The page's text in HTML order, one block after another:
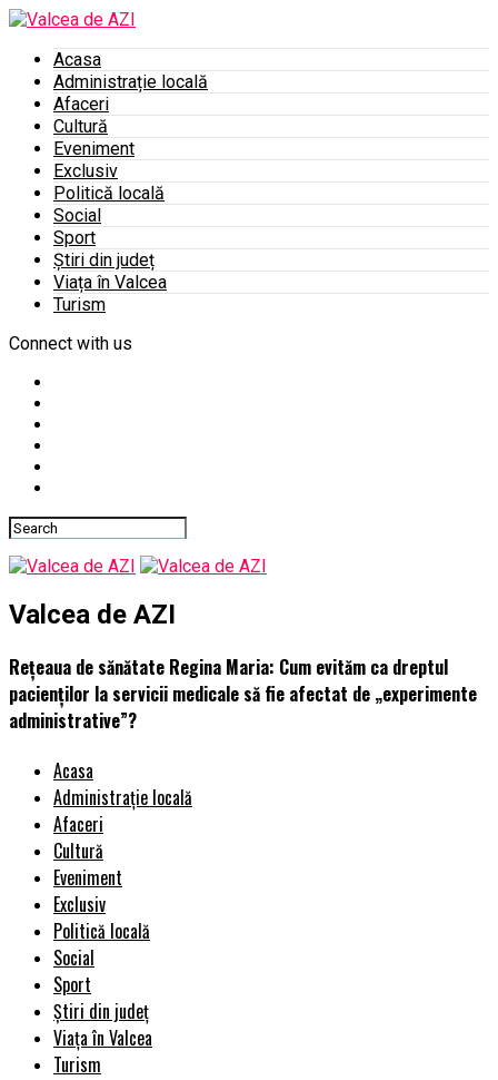
Acasa
Administrație locală
Afaceri
Cultură
Eveniment
Exclusiv
Politică locală
Social
Sport
Știri din județ
Viața în Valcea
Turism
Connect with us
Valcea de AZI
Rețeaua de sănătate Regina Maria: Cum evităm ca dreptul
pacienților la servicii medicale să fie afectat de „experimente
administrative”?
Acasa
Administrație locală
Afaceri
Cultură
Eveniment
Exclusiv
Politică locală
Social
Sport
Știri din județ
Viața în Valcea
Turism